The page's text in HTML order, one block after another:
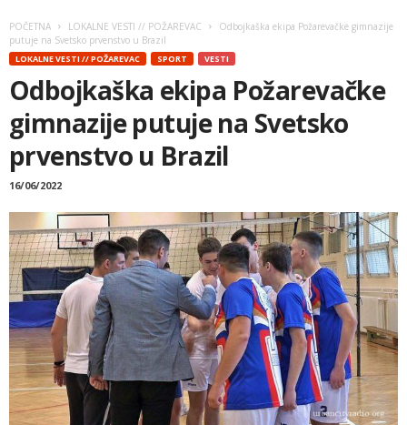
POČETNA LOKALNE VESTI // POŽAREVAC
Odbojkaška ekipa Požarevačke gimnazije
putuje na Svetsko prvenstvo u Brazil
LOKALNE VESTI // POŽAREVAC SPORT VESTI
Odbojkaška ekipa Požarevačke
gimnazije putuje na Svetsko
prvenstvo u Brazil
16/06/2022